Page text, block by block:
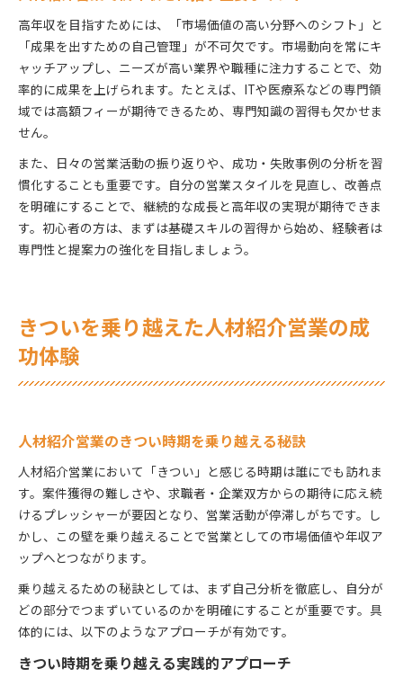
高年収を目指すためには、「市場価値の高い分野へのシフト」と
「成果を出すための自己管理」が不可欠です。市場動向を常にキ
ャッチアップし、ニーズが高い業界や職種に注力することで、効
率的に成果を上げられます。たとえば、ITや医療系などの専門領
域では高額フィーが期待できるため、専門知識の習得も欠かせま
せん。
また、日々の営業活動の振り返りや、成功・失敗事例の分析を習
慣化することも重要です。自分の営業スタイルを見直し、改善点
を明確にすることで、継続的な成長と高年収の実現が期待できま
す。初心者の方は、まずは基礎スキルの習得から始め、経験者は
専門性と提案力の強化を目指しましょう。
きついを乗り越えた人材紹介営業の成
功体験
人材紹介営業のきつい時期を乗り越える秘訣
人材紹介営業において「きつい」と感じる時期は誰にでも訪れま
す。案件獲得の難しさや、求職者・企業双方からの期待に応え続
けるプレッシャーが要因となり、営業活動が停滞しがちです。し
かし、この壁を乗り越えることで営業としての市場価値や年収ア
ップへとつながります。
乗り越えるための秘訣としては、まず自己分析を徹底し、自分が
どの部分でつまずいているのかを明確にすることが重要です。具
体的には、以下のようなアプローチが有効です。
きつい時期を乗り越える実践的アプローチ